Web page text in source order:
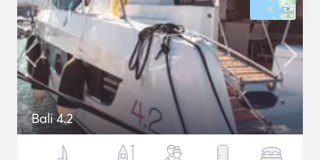
Bali 4.2